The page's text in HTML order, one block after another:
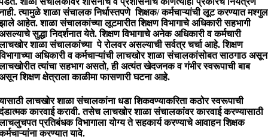
त्यामुळे शाळा संचालक निर्धास्तपणे शिक्षक/ कर्मचाऱ्यांची लूट करण्यात मश्गुल
आहेत. शाळा संचालकांच्या लूटमारीत शिक्षण विभागाचे अधिकारी सहभागी
सुद्धा निदर्शनात येते. शिक्षण विभागाचे अनेक अधिकारी व कर्मचारी
शाळा संचालकांच्या पे रोलवर असल्याची सर्वत्र चर्चा आहे. शिक्षण
अधिकारी व कर्मचाऱ्यांची लाचखोर शाळा संचालकांसोबत साठगाठ असून
त्यांचा सहभाग असतो, ही अत्यंत खेदजनक व गंभीर स्वरूपाची बाब
शिक्षण क्षेत्राला काळीमा फासणारी घटना आहे.
लाचखोर शाळा संचालकांना धडा शिकवण्याकरिता कठोर स्वरूपाची
कारवाई करावी. तसेच लाचखोर शाळा संचालकांवर कारवाई करण्यासाठी
प्रतिबंधक विभागाला योग्य ते सहकार्य करण्याचे आवाहन शिक्षक
करण्यात यावे.